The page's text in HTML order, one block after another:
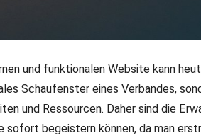
Relaunch:
und funktionalen Website kann
Schaufenster eines Verbandes,
und Ressourcen. Daher sind die
sofort begeistern können, da man